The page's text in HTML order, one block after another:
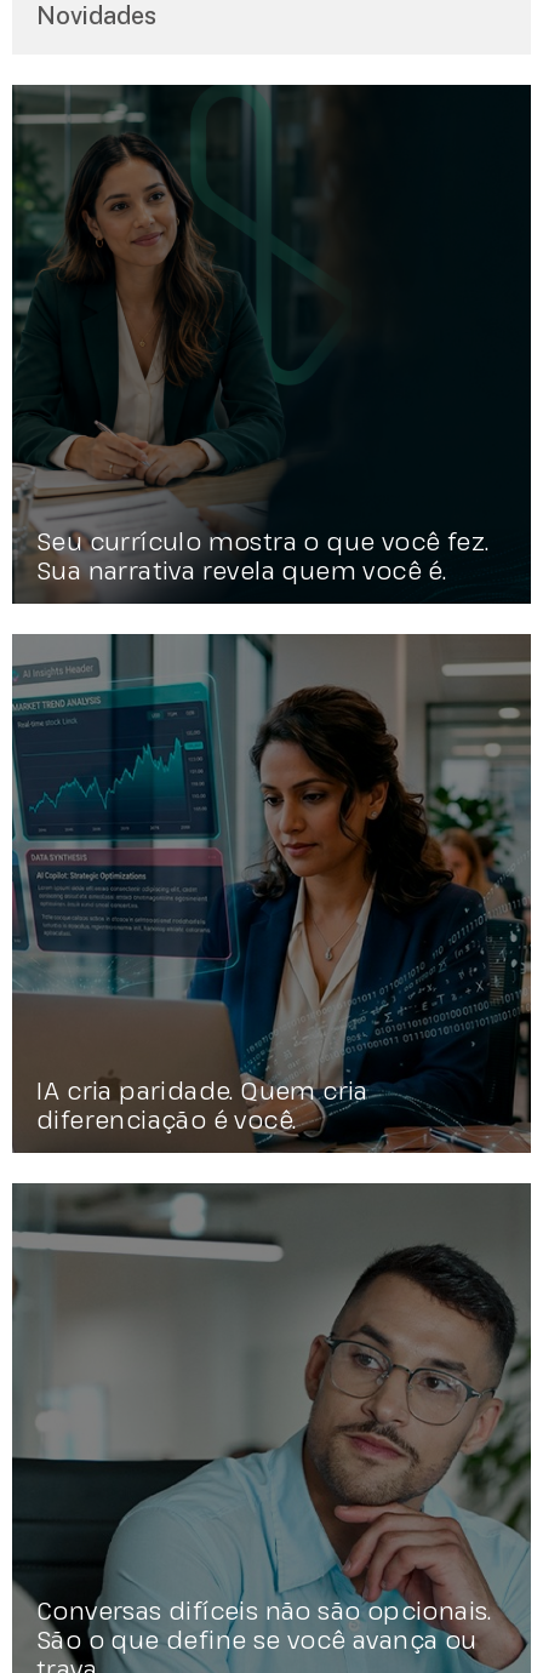
Novidades
Seu currículo mostra o que você fez.
Sua narrativa revela quem você é.
IA cria paridade. Quem cria
diferenciação é você.
Conversas difíceis não são opcionais.
São o que define se você avança ou